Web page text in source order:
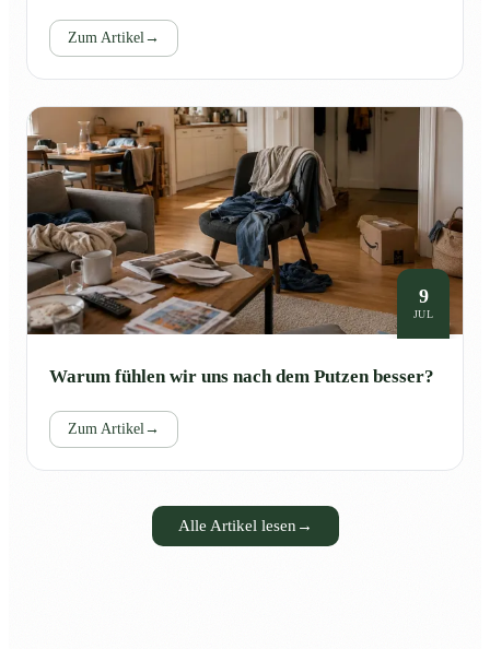
Zum Artikel →
9
JUL
Warum fühlen wir uns nach dem Putzen besser?
Zum Artikel →
Alle Artikel lesen →